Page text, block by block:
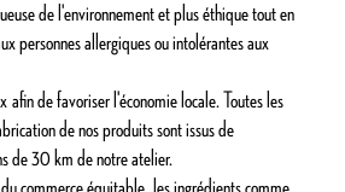
de l'environnement et plus éthique tout en
personnes allergiques ou intolérantes aux
afin de favoriser l'économie locale. Toutes les
de nos produits sont issus de
de 30 km de notre atelier.
commerce équitable, les ingrédients comme